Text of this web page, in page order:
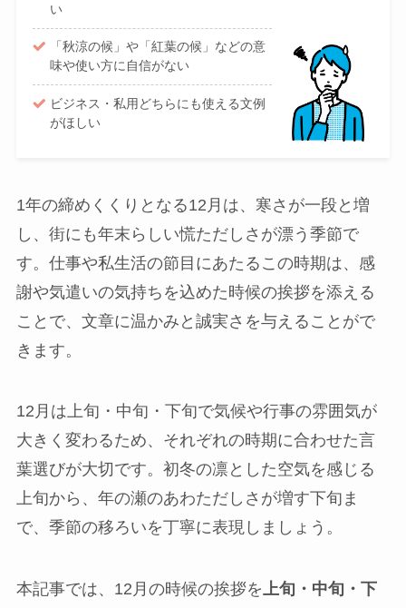
い
「秋涼の候」や「紅葉の候」などの意
味や使い方に自信がない
ビジネス・私用どちらにも使える文例
がほしい
1年の締めくくりとなる12月は、寒さが一段と増
し、街にも年末らしい慌ただしさが漂う季節で
す。仕事や私生活の節目にあたるこの時期は、感
謝や気遣いの気持ちを込めた時候の挨拶を添える
ことで、文章に温かみと誠実さを与えることがで
きます。
12月は上旬・中旬・下旬で気候や行事の雰囲気が
大きく変わるため、それぞれの時期に合わせた言
葉選びが大切です。初冬の凛とした空気を感じる
上旬から、年の瀬のあわただしさが増す下旬ま
で、季節の移ろいを丁寧に表現しましょう。
本記事では、12月の時候の挨拶を上旬・中旬・下